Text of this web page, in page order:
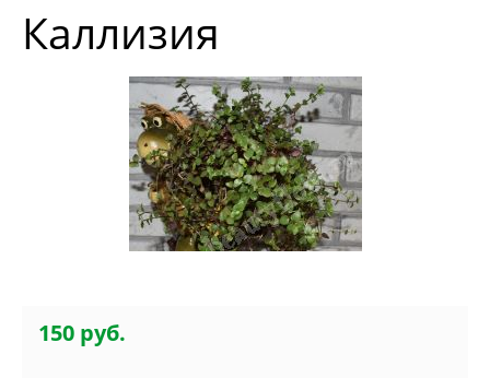
Каллизия
150 руб.